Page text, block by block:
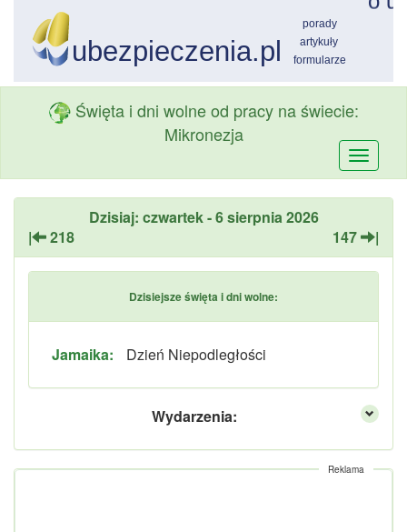
Święta i dni wolne od pracy na świecie:
Mikronezja
Dzisiaj: czwartek - 6 sierpnia 2026
|
218 147 |
Dzisiejsze święta i dni wolne:
Jamaika: Dzień Niepodległości
Wydarzenia:
Reklama